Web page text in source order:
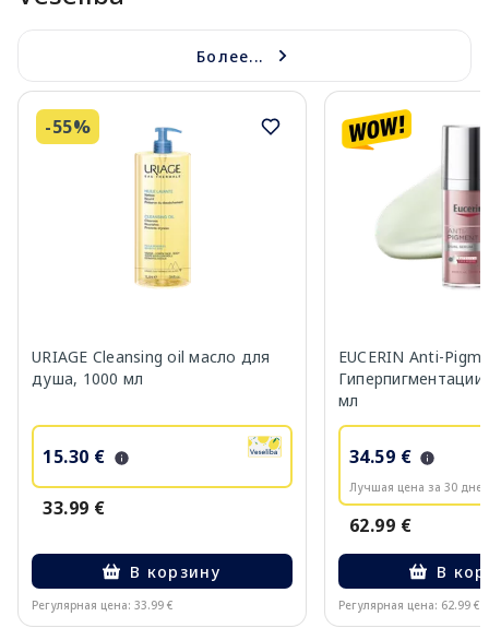
Более...
-55%
URIAGE Cleansing oil масло для
душа, 1000 мл
15.30 €
33.99 €
В корзину
Регулярная цена: 33.99 €
EUCERIN Anti-
мл
34.59 €
Лучшая цена за 30
62.99 €
В
Регулярная цена: 62.99 €